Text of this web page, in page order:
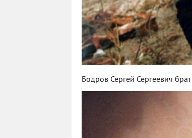
Бодров Сергей Сергеевич брат